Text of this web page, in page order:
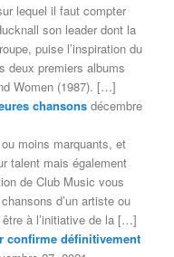
lequel il faut compter
son leader dont la
puise l’inspiration du
deux premiers albums
Women (1987). […]
chansons décembre
moins marquants, et
talent mais également
de Club Music vous
d’un artiste ou
être à l’initiative de la […]
confirme définitivement